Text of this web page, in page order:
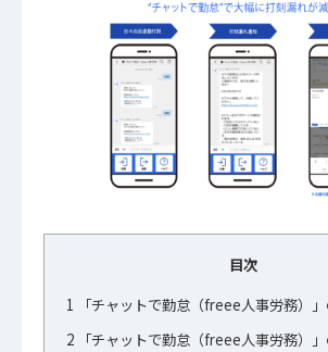
目次
1 「チャットで勤怠（freee人事労務）
2 「チャットで勤怠（freee人事労務）